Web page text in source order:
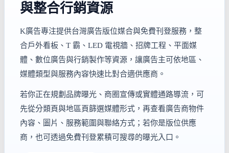
與整合行銷資源
K廣告專注提供台灣廣告版位媒合與免費刊登服務，整
合戶外看板、T 霸、LED 電視牆、招牌工程、平面媒
體、數位廣告與行銷製作等資源，讓廣告主可依地區、
媒體類型與服務內容快速比對合適供應商。
若你正在規劃品牌曝光、商圈宣傳或實體通路導流，可
先從分類頁與地區頁篩選媒體形式，再查看廣告商物件
內容、圖片、服務範圍與聯絡方式；若你是版位供應
商，也可透過免費刊登累積可搜尋的曝光入口。